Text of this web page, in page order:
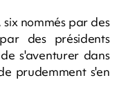
nommés par des
des présidents
s'aventurer dans
prudemment s'en